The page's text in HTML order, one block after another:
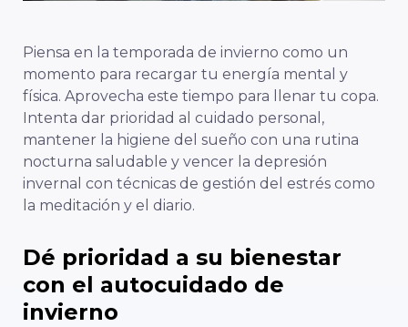
Piensa en la temporada de invierno como un
momento para recargar tu energía mental y
física. Aprovecha este tiempo para llenar tu copa.
Intenta dar prioridad al cuidado personal,
mantener la higiene del sueño con una rutina
nocturna saludable y vencer la depresión
invernal con técnicas de gestión del estrés como
la meditación y el diario.
Dé prioridad a su bienestar
con el autocuidado de
invierno